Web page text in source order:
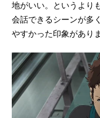
地がいい。というより
会話できるシーンが多
やすかった印象があり